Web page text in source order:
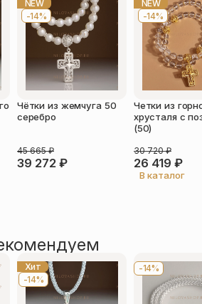
NEW
-14%
Чётки из жемчуга 50
серебро
39 272 ₽
45 665₽
NEW
-14%
Четки из
хрусталя с
(50)
26 419 ₽
30 720₽
В каталог
Хит
-14%
-14%